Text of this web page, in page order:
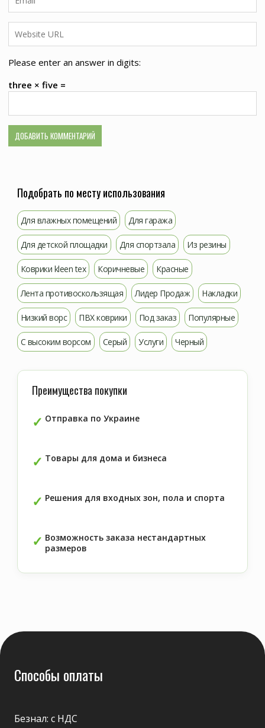
Please enter an answer in digits:
three × five =
Подобрать по месту использования
Для влажных помещений Для гаража
Для детской площадки Для спортзала Из резины
Коврики kleen tex Коричневые Красные
Лента противоскользящая Лидер Продаж Накладки
Низкий ворс ПВХ коврики Под заказ Популярные
С высоким ворсом Серый Услуги Черный
Преимущества покупки
Отправка по Украине
Товары для дома и бизнеса
Решения для входных зон, пола и спорта
Возможность заказа нестандартных
размеров
Способы оплаты
Безнал: с НДС